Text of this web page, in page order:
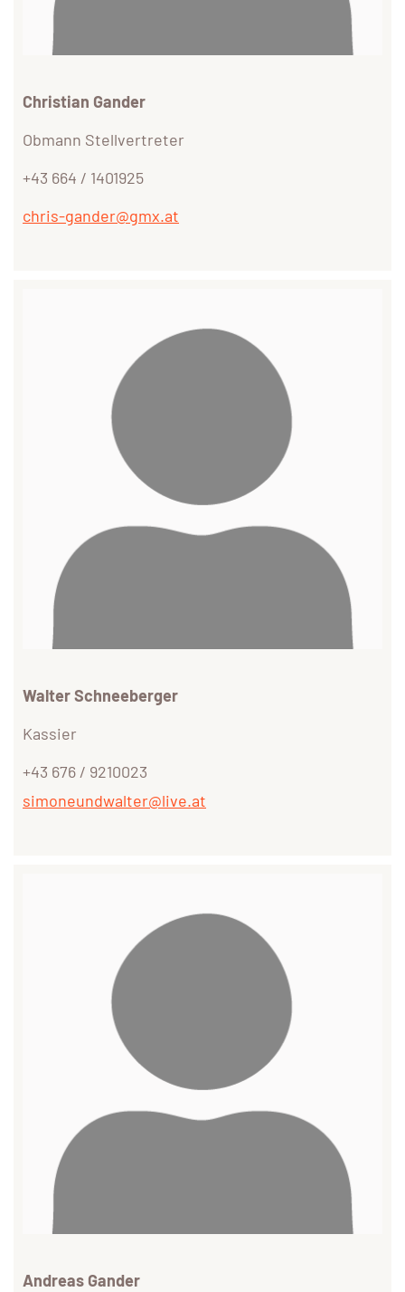
Christian Gander
Obmann Stellvertreter
+43 664 / 1401925
chris-gander@gmx.at
Walter Schneeberger
Kassier
+43 676 / 9210023
simoneundwalter@live.at
Andreas Gander